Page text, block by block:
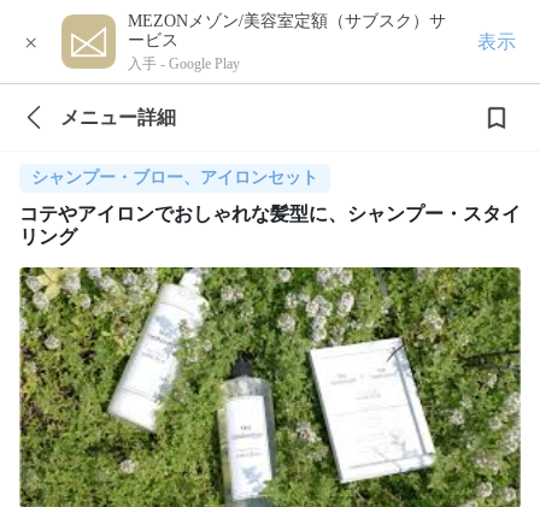
×
MEZONメゾン/美容室定額（サブスク）サ
ービス
入手 - Google Play
表示
メニュー詳細
シャンプー・ブロー、アイロンセット
コテやアイロンでおしゃれな髪型に、シャンプー・スタイ
リング